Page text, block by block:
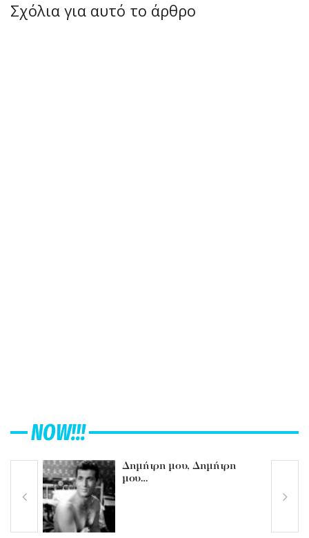
Σχόλια για αυτό το άρθρο
NOW!!!
Δημήτρη μου, Δημήτρη
μου…